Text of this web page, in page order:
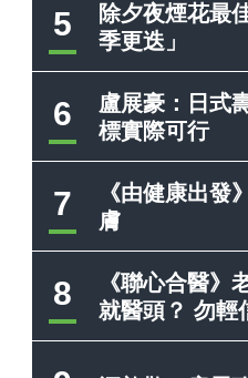
5
除夕夜煙花最
季更迭」
6
盧展豪：日式
標實際可行
7
《由健康出發
膚
8
《聯心合醫》
就醫頭？ 勿輕